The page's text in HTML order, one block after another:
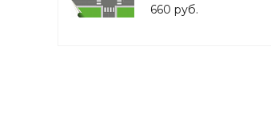
игры "Правила
660 руб.